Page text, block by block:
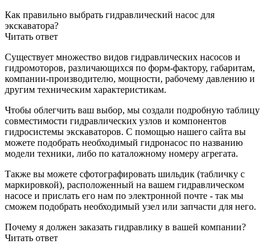
Как правильно выбрать гидравлический насос для
экскаватора?
Читать ответ
Существует множество видов гидравлических насосов и
гидромоторов, различающихся по форм-фактору, габаритам,
компании-производителю, мощности, рабочему давлению и
другим техническим характеристикам.
Чтобы облегчить ваш выбор, мы создали подробную таблицу
совместимости гидравлических узлов и компонентов
гидросистемы экскаваторов. С помощью нашего сайта вы
можете подобрать необходимый гидронасос по названию
модели техники, либо по каталожному номеру агрегата.
Также вы можете сфотографировать шильдик (табличку с
маркировкой), расположенный на вашем гидравлическом
насосе и прислать его нам по электронной почте - так мы
сможем подобрать необходимый узел или запчасти для него.
Почему я должен заказать гидравлику в вашей компании?
Читать ответ